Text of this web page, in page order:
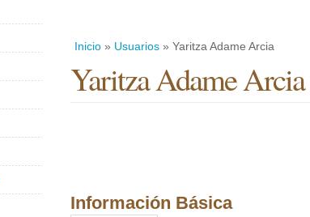
Inicio » Usuarios » Yaritza Adame Arcia
Yaritza Adame Arcia
Información Básica